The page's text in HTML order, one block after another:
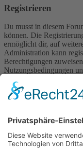
Registrieren
Du musst in diesem
können. Die
ermöglicht dir, auf
Administration kann
Berechtigungen
Nutzungsbedingungen
wenn du dich in diesem